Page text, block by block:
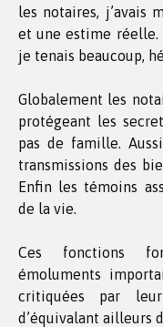
les notaires, j’avais
et une estime réelle.
je tenais beaucoup,
Globalement les
protégeant les
pas de famille.
transmissions des
Enfin les témoins
de la vie.
Ces fonctions
émoluments
critiquées par
d’équivalant ailleurs